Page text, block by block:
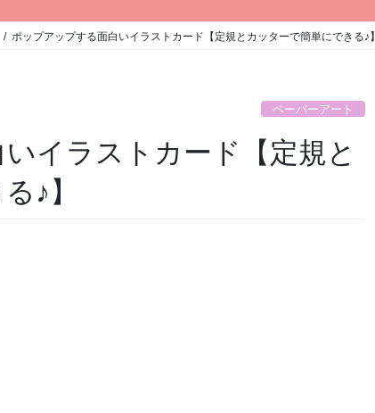
ポップアップする面白いイラストカード【定規とカッターで簡単にできる♪】
ペーパーアート
イラストカード【定規と
♪】